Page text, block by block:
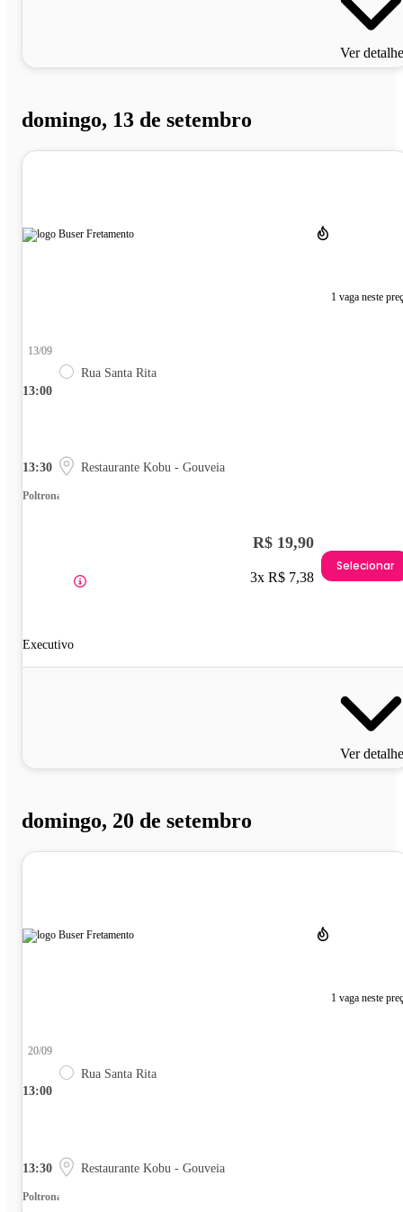
Ver
domingo, 13 de setembro
1 vaga neste
13:00
13/09
Rua Santa Rita
13:30 Restaurante Kobu - Gouveia
Poltrona
Executivo
R$ 19,90
3x R$ 7,38
Selecionar
Ver
domingo, 20 de setembro
1 vaga neste
13:00
20/09
Rua Santa Rita
13:30 Restaurante Kobu - Gouveia
Poltrona